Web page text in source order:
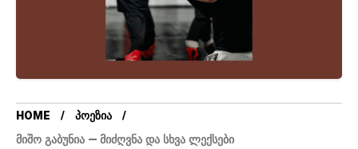
HOME
ᲞᲝᲔᲖᲘᲐ
ᲛᲘᲨᲝ ᲒᲐᲑᲣᲜᲘᲐ — ᲛᲘᲫᲦᲕᲜᲐ ᲓᲐ ᲡᲮᲕᲐ ᲚᲔᲥᲡᲔᲑᲘ